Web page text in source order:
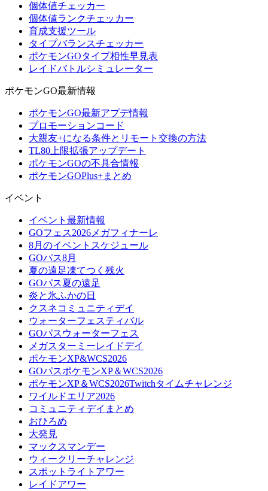
個体値チェッカー
個体値ランクチェッカー
育成支援ツール
タイプバランスチェッカー
ポケモンGOタイプ相性早見表
レイドバトルシミュレーター
ポケモンGO最新情報
ポケモンGO最新アプデ情報
プロモーションコード
大親友+になる条件とリモート交換の方法
TL80上限拡張アップデート
ポケモンGOの不具合情報
ポケモンGOPlus+まとめ
イベント
イベント最新情報
GOフェス2026メガフィナーレ
8月のイベントスケジュール
GOパス8月
夏の遠足凍てつく残火
GOパス夏の遠足
炎と氷ふかの日
クスネコミュニティデイ
ウォーターフェスティバル
GOパスウォーターフェス
メガスターミーレイドデイ
ポケモンXP&WCS2026
GOパスポケモンXP＆WCS2026
ポケモンXP＆WCS2026Twitchタイムチャレンジ
ワイルドエリア2026
コミュニティデイまとめ
おひろめ
大発見
マックスマンデー
ウィークリーチャレンジ
スポットライトアワー
レイドアワー